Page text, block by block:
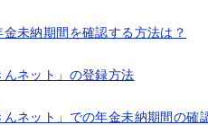
金未納期間を確認する方法は？
んネット」の登録方法
んネット」での年金未納期間の確